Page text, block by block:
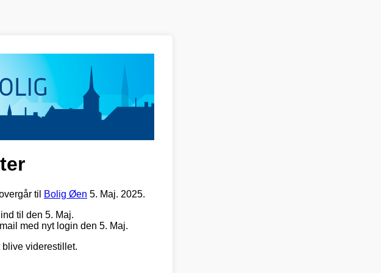
til Bolig Øen 5. Maj. 2025.
til den 5. Maj.
med nyt login den 5. Maj.
blive viderestillet.